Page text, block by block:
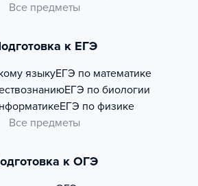
Все предметы
к ЕГЭ
языкуЕГЭ по математике
ЕГЭ по биологии
ЕГЭ по физике
Все предметы
к ОГЭ